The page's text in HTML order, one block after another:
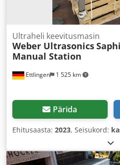
Ettlingen 1 525 km
Ultraheli keevitusmasin
Weber Ultrasonics
Manual Station
Pärida
Ehitusaasta: 2023, Seisukord: